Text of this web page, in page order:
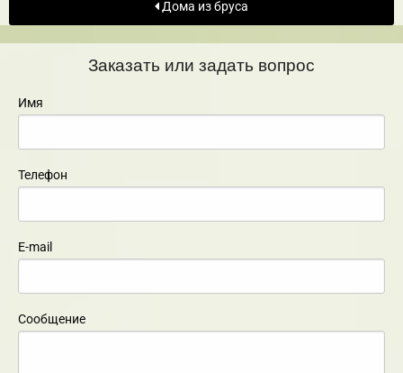
Дома из бруса
Заказать или задать вопрос
Имя
Телефон
E-mail
Сообщение